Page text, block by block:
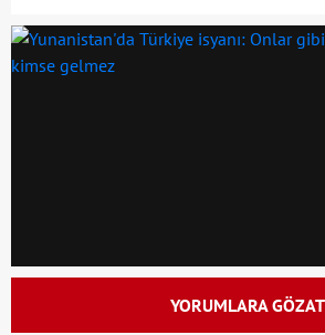
YORUMLARA GÖZAT